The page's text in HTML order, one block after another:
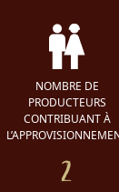
NOMBRE DE
PRODUCTEURS
CONTRIBUANT À
2